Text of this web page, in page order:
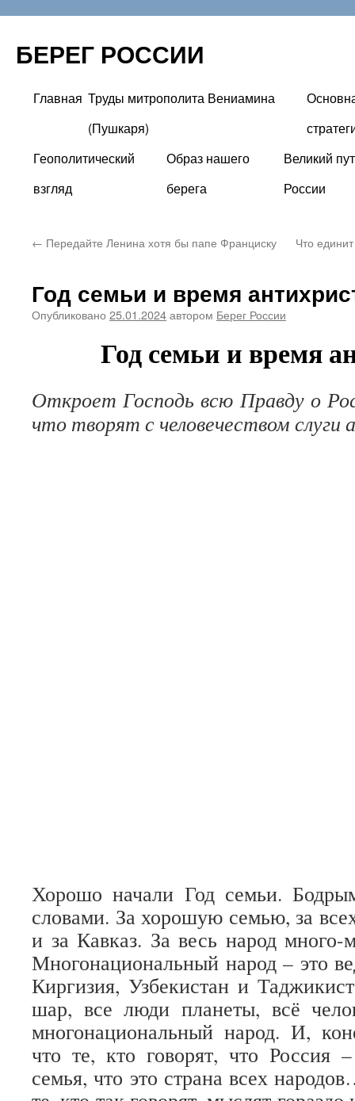
БЕРЕГ РОССИИ
Перейти
содержимому
Главная Труды митрополита Вениамина
(Пушкаря)
Геополитический
взгляд
Образ нашего
берега
Великий
России
← Передайте Ленина хотя бы папе Франциску Что
Год семьи и время
Опубликовано 25.01.2024автором Берег России
Год семьи и время
Откроет Господь всю Правду о
что творят с человечеством
Хорошо начали Год семьи.
словами. За хорошую семью, за
и за Кавказ. За весь народ много-
Многонациональный народ – это
Киргизия, Узбекистан и
шар, все люди планеты, всё
многонациональный народ. И,
что те, кто говорят, что Россия
семья, что это страна всех